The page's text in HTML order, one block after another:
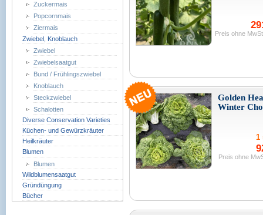
Zuckermais
Popcornmais
Ziermais
Zwiebel, Knoblauch
Zwiebel
Zwiebelsaatgut
Bund / Frühlingszwiebel
Knoblauch
Steckzwiebel
Schalotten
Diverse Conservation Varieties
Küchen- und Gewürzkräuter
Heilkräuter
Blumen
Blumen
Wildblumensaatgut
Gründüngung
Bücher
Preis ohne
Golden
Winter
1
Preis ohne